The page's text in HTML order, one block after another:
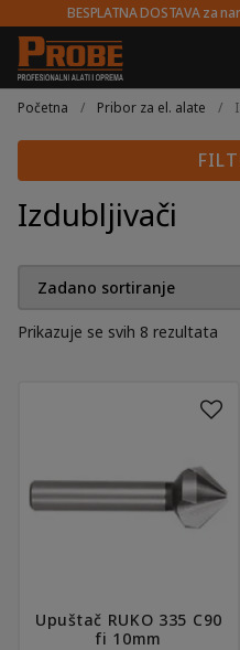
BESPLATNA DOSTAVA za
Preskoči
na
Skoči
do
Početna / Pribor za el. alate /
Izdubljivači
Prikazuje se svih 8 rezultata
Upuštač RUKO 335 C90
fi 10mm